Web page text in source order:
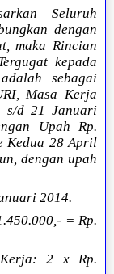
Seluruh
dengan
maka Rincian
kepada
sebagai
Masa Kerja
s/d 21 Januari
Upah Rp.
Kedua 28 April
dengan upah
2014.
= Rp.
Kerja: 2 x Rp.